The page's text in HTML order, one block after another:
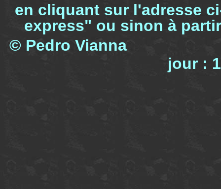
en cliquant sur l'adresse
express" ou sinon à
© Pedro
jour :